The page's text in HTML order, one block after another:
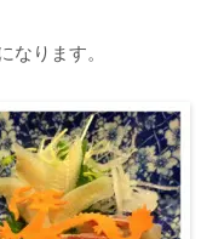
なります。